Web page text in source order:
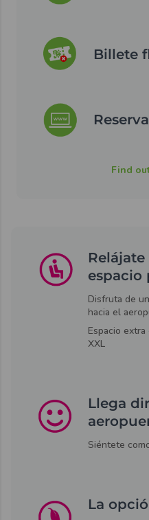
Billete
Find
espacio
Disfruta de
hacia el
Espacio
XXL
Llega
Siéntete
La